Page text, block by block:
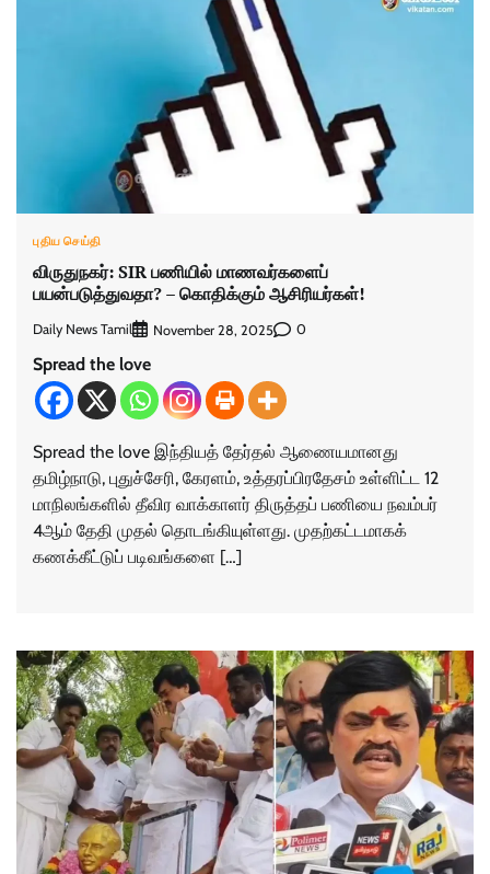
புதிய செய்தி
விருதுநகர்: SIR பணியில் மாணவர்களைப்
பயன்படுத்துவதா? – கொதிக்கும் ஆசிரியர்கள்!
Daily News Tamil November 28, 2025 0
Spread the love
Spread the love இந்தியத் தேர்தல் ஆணையமானது
தமிழ்நாடு, புதுச்சேரி, கேரளம், உத்தரப்பிரதேசம் உள்ளிட்ட 12
மாநிலங்களில் தீவிர வாக்காளர் திருத்தப் பணியை நவம்பர்
4ஆம் தேதி முதல் தொடங்கியுள்ளது. முதற்கட்டமாகக்
கணக்கீட்டுப் படிவங்களை […]